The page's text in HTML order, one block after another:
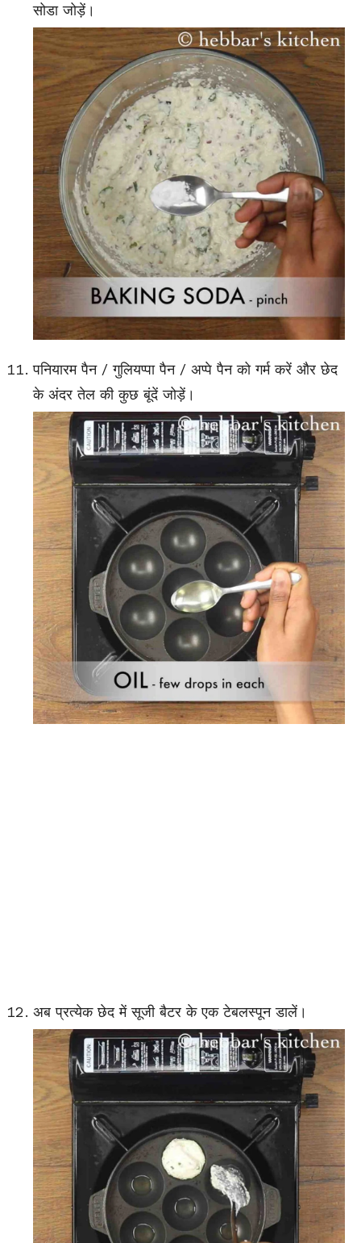
सोडा जोड़ें।
पनियारम पैन / गुलियप्पा पैन / अप्पे पैन को गर्म करें और छेद
के अंदर तेल की कुछ बूंदें जोड़ें।
अब प्रत्येक छेद में सूजी बैटर के एक टेबलस्पून डालें।